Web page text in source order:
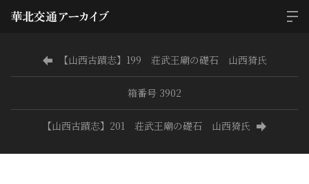
【山西古蹟志】199 荘武王廟の礎石 山西猗氏
箱番号 3902
【山西古蹟志】201 荘武王廟の礎石 山西猗氏